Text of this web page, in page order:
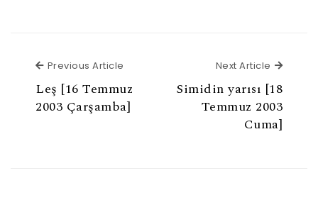
Previous Article
Leş [16 Temmuz
2003 Çarşamba]
Next Article Next
Simidin yarısı [18
Temmuz 2003
Cuma]